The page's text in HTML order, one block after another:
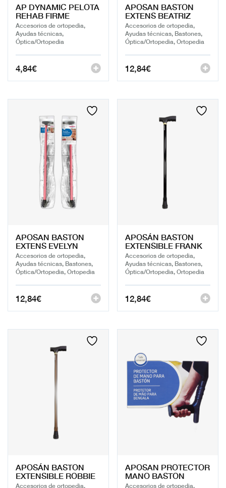
AP DYNAMIC PELOTA
REHAB FIRME
Accesorios de ortopedia,
Ayudas técnicas,
Óptica/Ortopedia
4,84€
APOSAN BASTON
EXTENS BEATRIZ
Accesorios de ortopedia,
Ayudas técnicas, Bastones,
Óptica/Ortopedia, Ortopedia
12,84€
APOSAN BASTON
EXTENS EVELYN
Accesorios de ortopedia,
Ayudas técnicas, Bastones,
Óptica/Ortopedia, Ortopedia
12,84€
APOSÁN BASTON
EXTENSIBLE FRANK
Accesorios de ortopedia,
Ayudas técnicas, Bastones,
Óptica/Ortopedia, Ortopedia
12,84€
APOSÁN BASTON
EXTENSIBLE ROBBIE
Accesorios de ortopedia,
APOSAN PROTECTOR
MANO BASTON
Accesorios de ortopedia,